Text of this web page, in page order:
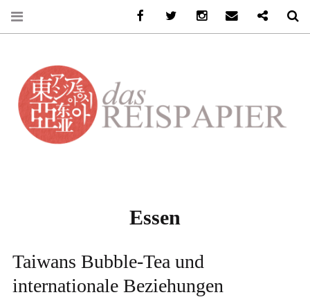
Essen
Taiwans Bubble-Tea und
internationale Beziehungen
Facebook Twitter Instagram Email Ko-Fi